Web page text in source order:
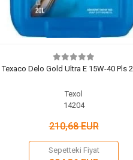
Texaco Delo Gold Ultra E 15W-40 Pls
Texol
14204
210,68 EUR
Sepetteki FiyatSepete Ekle